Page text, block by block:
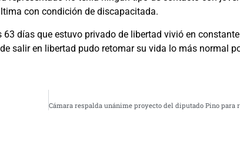
con condición de discapacitada.
días que estuvo privado de libertad vivió en
salir en libertad pudo retomar su vida lo más normal